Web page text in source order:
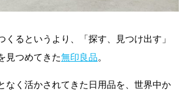
くるというより、「探す、見つけ出す」
見つめてきた無印良品。
なく活かされてきた日用品を、世界中か